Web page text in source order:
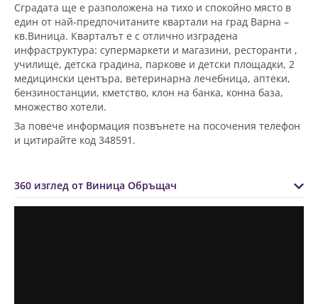
Сградата ще е разположена на тихо и спокойно място в
един от най-предпочитаните квартали на град Варна –
кв.Виница. Кварталът е с отлично изградена
инфраструктура: супермаркети и магазини, ресторанти ,
училище, детска градина, паркове и детски площадки, 2
медицински центъра, ветеринарна лечебница, аптеки,
бензиностанции, кметство, клон на банка, конна база,
множество хотели.
За повече информация позвънете на посочения телефон
и цитирайте код 348591.
360 изглед от Виница Обръщач